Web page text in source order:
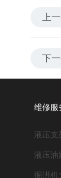
上
下
维修服
液压支
液压油
掘进机